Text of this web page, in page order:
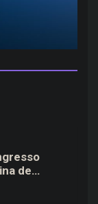
de
na Fiocruz